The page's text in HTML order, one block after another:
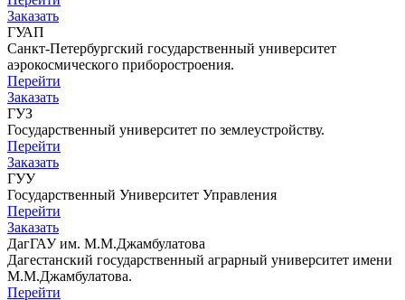
Заказать
ГУАП
Санкт-Петербургский государственный университет
аэрокосмического приборостроения.
Перейти
Заказать
ГУЗ
Государственный университет по землеустройству.
Перейти
Заказать
ГУУ
Государственный Университет Управления
Перейти
Заказать
ДагГАУ им. М.М.Джамбулатова
Дагестанский государственный аграрный университет имени
М.М.Джамбулатова.
Перейти